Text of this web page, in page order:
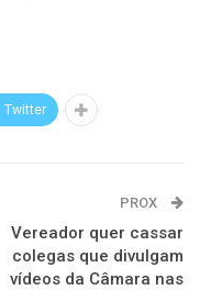
Twitter
PROX
Vereador quer cassar
colegas que divulgam
vídeos da Câmara nas